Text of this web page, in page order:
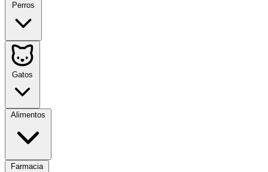
Perros
Gatos
Alimentos
Farmacia